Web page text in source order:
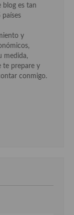
blog es tan
y
medida,
te prepare y
conmigo.